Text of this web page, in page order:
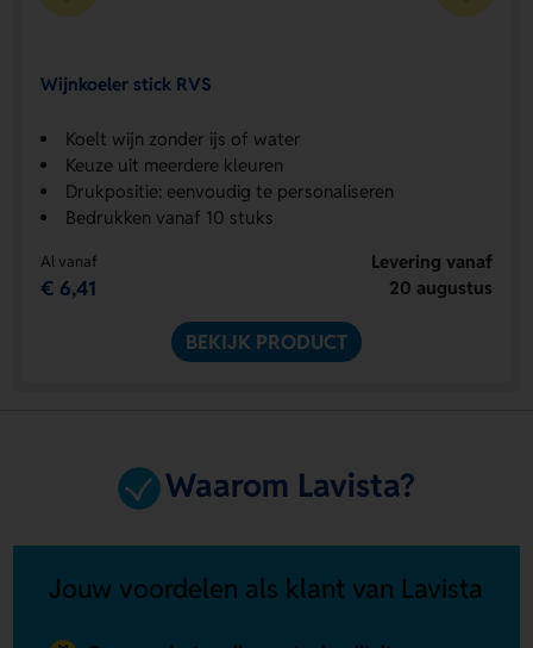
Wijnkoeler stick RVS
Koelt wijn zonder ijs of water
Keuze uit meerdere kleuren
Drukpositie: eenvoudig te personaliseren
Bedrukken vanaf 10 stuks
Al vanaf
€ 6,41
Levering vanaf
20 augustus
BEKIJK PRODUCT
Waarom Lavista?
Jouw voordelen als klant van Lavista